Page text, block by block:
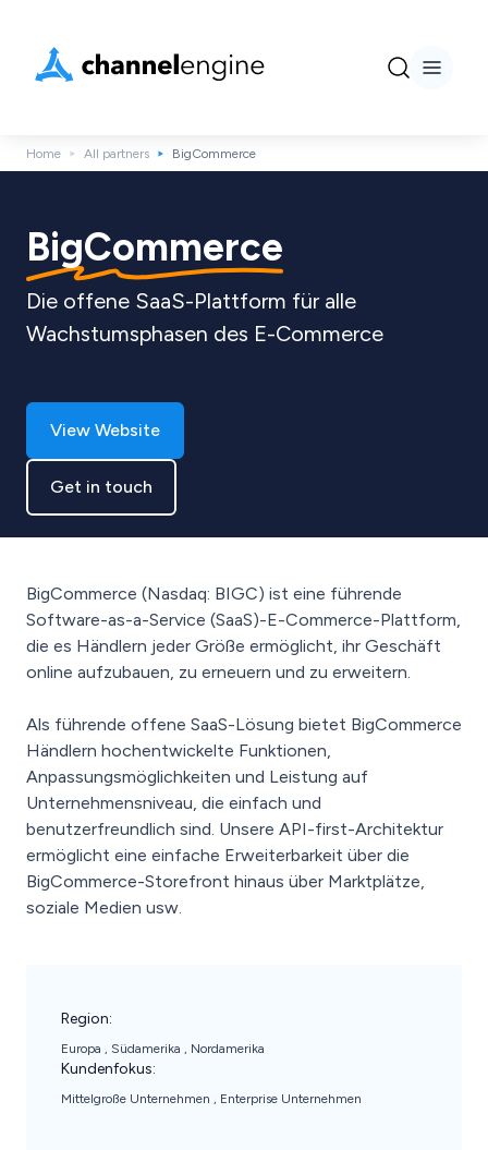
Home All partners BigCommerce
BigCommerce
Die offene SaaS-Plattform für alle
Wachstumsphasen des E-Commerce
View Website
Get in touch
BigCommerce (Nasdaq: BIGC) ist eine führende
Software-as-a-Service (SaaS)-E-Commerce-Plattform,
die es Händlern jeder Größe ermöglicht, ihr Geschäft
online aufzubauen, zu erneuern und zu erweitern.
Als führende offene SaaS-Lösung bietet BigCommerce
Händlern hochentwickelte Funktionen,
Anpassungsmöglichkeiten und Leistung auf
Unternehmensniveau, die einfach und
benutzerfreundlich sind. Unsere API-first-Architektur
ermöglicht eine einfache Erweiterbarkeit über die
BigCommerce-Storefront hinaus über Marktplätze,
soziale Medien usw.
Region:
Europa Südamerika Nordamerika
Kundenfokus:
Mittelgroße Unternehmen Enterprise Unternehmen